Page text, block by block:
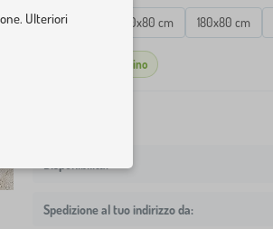
140x70 cm
160x80 cm 180x80 cm
Mostra in magazzino
Spedizione al tuo indirizzo da:
Ulteriori